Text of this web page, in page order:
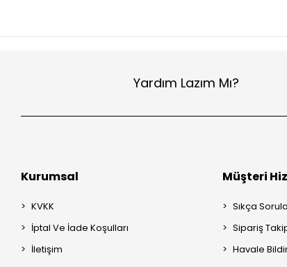
Yardım Lazım Mı?
Kurumsal
KVKK
İptal Ve İade Koşulları
İletişim
Müşteri
Sıkça
Sipariş
Havale